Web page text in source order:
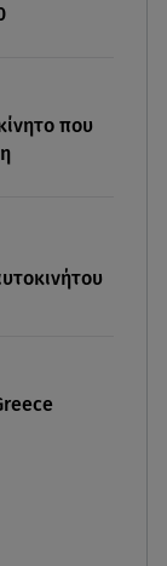
cool
για
που